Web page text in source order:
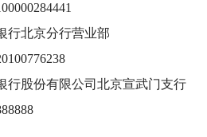
行北京分行营业部
行股份有限公司北京宣武门支行